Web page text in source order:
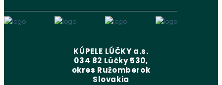
KÚPELE LÚČKY a.s.
034 82 Lúčky 530,
okres Ružomberok
Slovakia